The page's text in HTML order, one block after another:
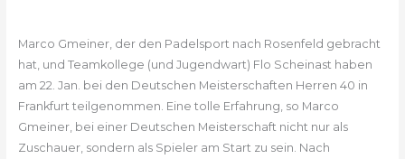
Marco Gmeiner, der den Padelsport nach Rosenfeld gebracht
hat, und Teamkollege (und Jugendwart) Flo Scheinast haben
am 22. Jan. bei den Deutschen Meisterschaften Herren 40 in
Frankfurt teilgenommen. Eine tolle Erfahrung, so Marco
Gmeiner, bei einer Deutschen Meisterschaft nicht nur als
Zuschauer, sondern als Spieler am Start zu sein. Nach